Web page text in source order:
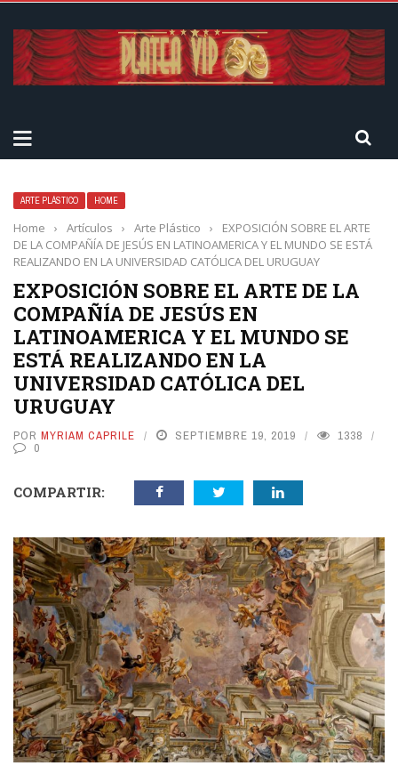
ARTE PLÁSTICO HOME
Home › Artículos › Arte Plástico ›
EXPOSICIÓN SOBRE EL ARTE
DE LA COMPAÑÍA DE JESÚS EN LATINOAMERICA Y EL MUNDO SE ESTÁ
REALIZANDO EN LA UNIVERSIDAD CATÓLICA DEL URUGUAY
EXPOSICIÓN SOBRE EL ARTE DE LA
COMPAÑÍA DE JESÚS EN
LATINOAMERICA Y EL MUNDO SE
ESTÁ REALIZANDO EN LA
UNIVERSIDAD CATÓLICA DEL
URUGUAY
POR MYRIAM CAPRILE SEPTIEMBRE 19, 2019
1338
0
COMPARTIR: